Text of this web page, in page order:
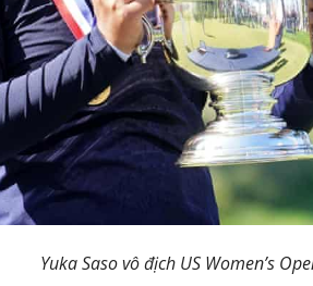
Yuka Saso vô địch US Women’s